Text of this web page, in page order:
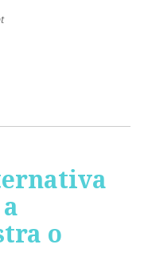
o